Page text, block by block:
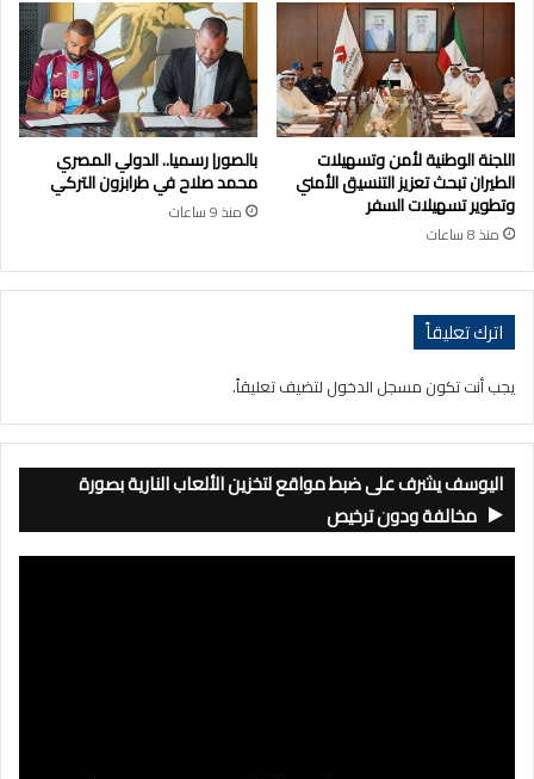
اللجنة الوطنية لأمن وتسهيلات
الطيران تبحث تعزيز التنسيق الأمني
وتطوير تسهيلات السفر
منذ 8 ساعات
بالصور| رسميا.. الدولي المصري
محمد صلاح في طرابزون التركي
منذ 9 ساعات
اترك تعليقاً
يجب أنت تكون مسجل الدخول لتضيف تعليقاً.
اليوسف يشرف على ضبط مواقع لتخزين الألعاب النارية بصورة
مخالفة ودون ترخيص